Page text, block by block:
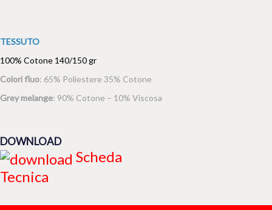
TESSUTO
100% Cotone 140/150 gr
Colori fluo: 65% Poliestere 35% Cotone
Grey melange: 90% Cotone – 10% Viscosa
DOWNLOAD
Scheda
Tecnica